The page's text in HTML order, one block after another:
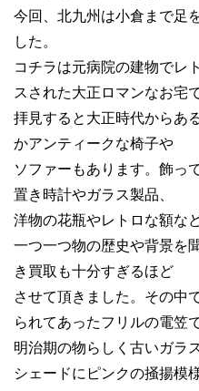
今回、北九州は小倉まで足
した。
コチラは元病院の建物でレ
スされた大正ロマンなお宅
拝見すると大正時代からあ
かアンティークな椅子や
ソファーもあります。飾っ
置き時計やガラス製品、
洋物の花瓶やレトロな額な
一つ一つ物の歴史や背景を
き買取も十分すぎるほど
させて頂きました。その中
られてあったフリルの電笠
明治期の物らしく古いガラ
シェードにピンクの掻揚模